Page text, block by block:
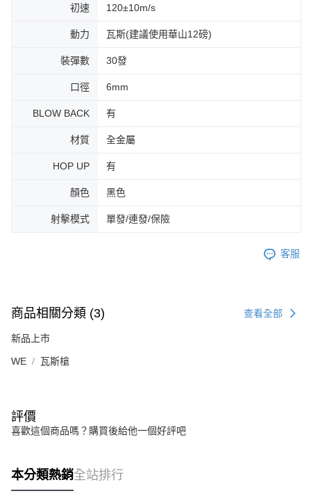
初速 120±10m/s
動力 瓦斯(建議使用華山12磅)
裝彈數 30發
口徑 6mm
BLOW BACK 有
材質 全金屬
HOP UP 有
顏色 黑色
射擊模式 單發/連發/保險
客服
商品相關分類 (3) 查看全部
新品上市
WE 瓦斯槍
評價
喜歡這個商品嗎？購買後給他一個好評吧
本分類熱銷全站排行